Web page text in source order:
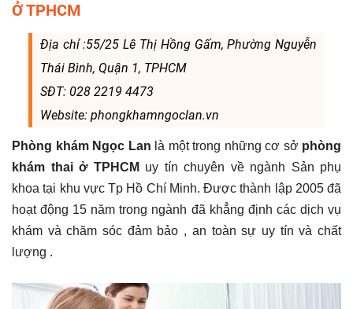
Ở TPHCM
Địa chỉ :55/25 Lê Thị Hồng Gấm, Phường Nguyễn
Thái Bình, Quận 1, TPHCM
SĐT: 028 2219 4473
Website: phongkhamngoclan.vn
Phòng khám Ngọc Lan là một trong những cơ sở phòng
khám thai ở TPHCM uy tín chuyên về ngành Sản phụ
khoa tại khu vực Tp Hồ Chí Minh. Được thành lập 2005 đã
hoạt động 15 năm trong ngành đã khẳng định các dịch vụ
khám và chăm sóc đảm bảo , an toàn sự uy tín và chất
lượng .